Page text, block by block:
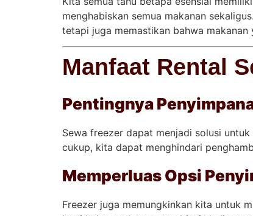
menghabiskan semua makanan
tetapi juga memastikan bahwa
Manfaat Rental
Pentingnya
Sewa freezer dapat menjadi solusi
cukup, kita dapat menghindari
Memperluas Opsi
Freezer juga memungkinkan kita untuk